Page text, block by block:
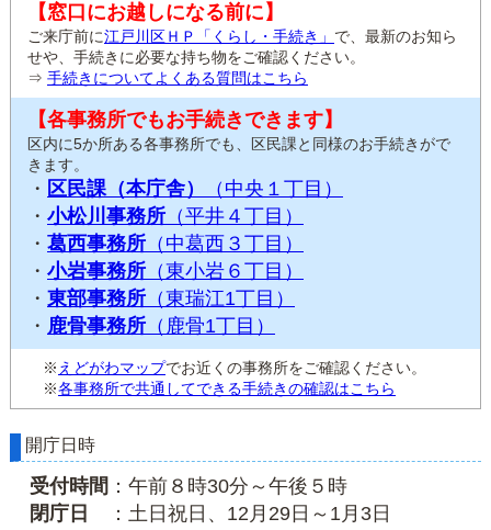
【窓口にお越しになる前に】
ご来庁前に江戸川区ＨＰ「くらし・手続き」 で、最新のお知ら
せや、手続きに必要な持ち物をご確認ください。
⇒ 手続きについてよくある質問はこちら
【各事務所でもお手続きできます】
区内に5か所ある各事務所でも、区民課と同様のお手続きがで
きます。
・ 区民課（本庁舎）
（中央１丁目）
・ 小松川事務所 （平井４丁目）
・ 葛西事務所 （中葛西３丁目）
・ 小岩事務所 （東小岩６丁目）
・ 東部事務所 （東瑞江1丁目）
・ 鹿骨事務所 （鹿骨1丁目）
※ えどがわマップでお近くの事務所をご確認ください。
※各事務所で共通してできる手続きの確認はこちら
開庁日時
受付時間 ：午前８時30分～午後５時
閉庁日
：土日祝日、12月29日～1月3日